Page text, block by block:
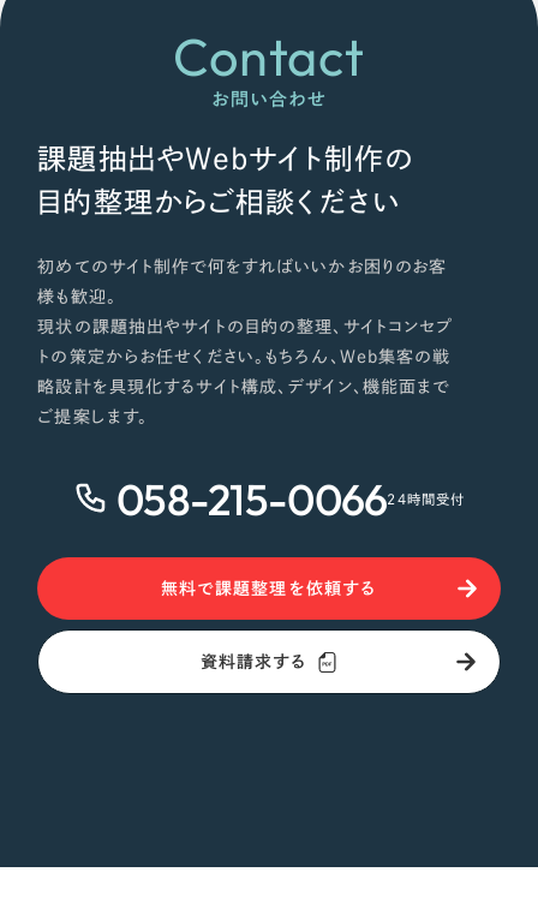
Contact
お問い合わせ
課題抽出やWebサイト制作の
目的整理からご相談ください
初めてのサイト制作で何をすればいいかお困りのお客
様も歓迎。
現状の課題抽出やサイトの目的の整理、サイトコンセプ
トの策定からお任せください。もちろん、Web集客の戦
略設計を具現化するサイト構成、デザイン、機能面まで
ご提案します。
058-215-006624時間受付
無料で課題整理を依頼する
資料請求する